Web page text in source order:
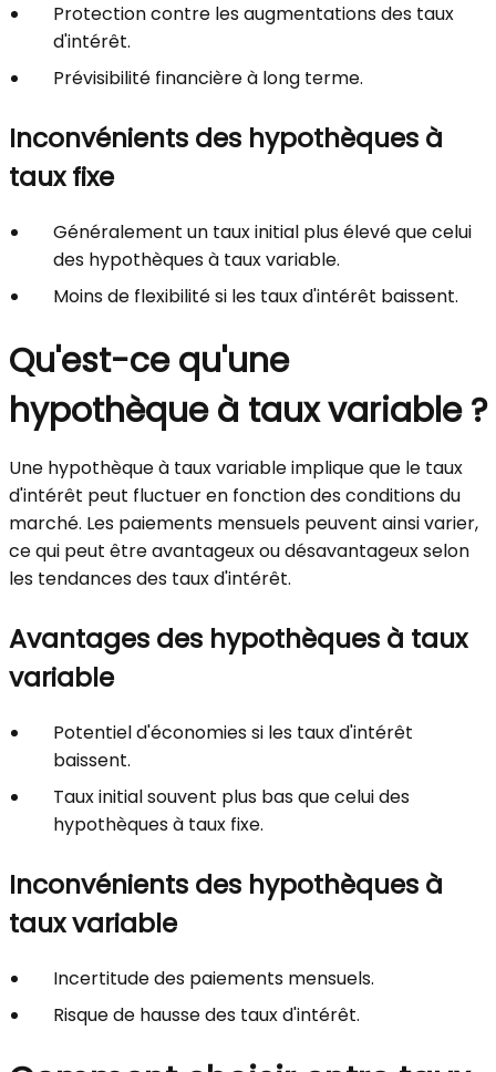
Protection contre les augmentations des taux
d'intérêt.
Prévisibilité financière à long terme.
Inconvénients des hypothèques à
taux fixe
Généralement un taux initial plus élevé que celui
des hypothèques à taux variable.
Moins de flexibilité si les taux d'intérêt baissent.
Qu'est-ce qu'une
hypothèque à taux variable ?
Une hypothèque à taux variable implique que le taux
d'intérêt peut fluctuer en fonction des conditions du
marché. Les paiements mensuels peuvent ainsi varier,
ce qui peut être avantageux ou désavantageux selon
les tendances des taux d'intérêt.
Avantages des hypothèques à taux
variable
Potentiel d'économies si les taux d'intérêt
baissent.
Taux initial souvent plus bas que celui des
hypothèques à taux fixe.
Inconvénients des hypothèques à
taux variable
Incertitude des paiements mensuels.
Risque de hausse des taux d'intérêt.